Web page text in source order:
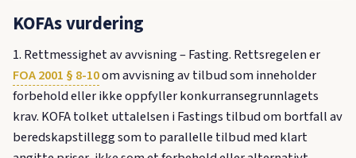
KOFAs vurdering
1. Rettmessighet av avvisning – Fasting. Rettsregelen er
FOA 2001 § 8-10om avvisning av tilbud som inneholder
forbehold eller ikke oppfyller konkurransegrunnlagets
krav. KOFA tolket uttalelsen i Fastings tilbud om bortfall av
beredskapstillegg som to parallelle tilbud med klart